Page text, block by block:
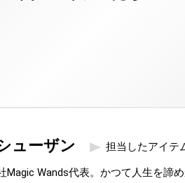
ューザン 担当したアイテ
Magic Wands代表。かつて人生を諦